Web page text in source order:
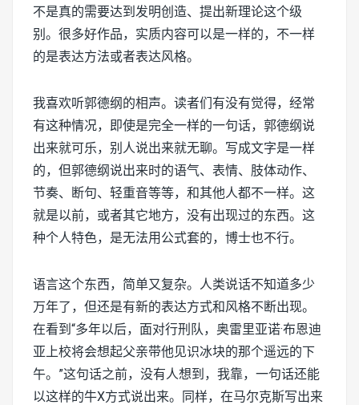
不是真的需要达到发明创造、提出新理论这个级
别。很多好作品，实质内容可以是一样的，不一样
的是表达方法或者表达风格。
我喜欢听郭德纲的相声。读者们有没有觉得，经常
有这种情况，即使是完全一样的一句话，郭德纲说
出来就可乐，别人说出来就无聊。写成文字是一样
的，但郭德纲说出来时的语气、表情、肢体动作、
节奏、断句、轻重音等等，和其他人都不一样。这
就是以前，或者其它地方，没有出现过的东西。这
种个人特色，是无法用公式套的，博士也不行。
语言这个东西，简单又复杂。人类说话不知道多少
万年了，但还是有新的表达方式和风格不断出现。
在看到“多年以后，面对行刑队，奥雷里亚诺·布恩迪
亚上校将会想起父亲带他见识冰块的那个遥远的下
午。”这句话之前，没有人想到，我靠，一句话还能
以这样的牛X方式说出来。同样，在马尔克斯写出来